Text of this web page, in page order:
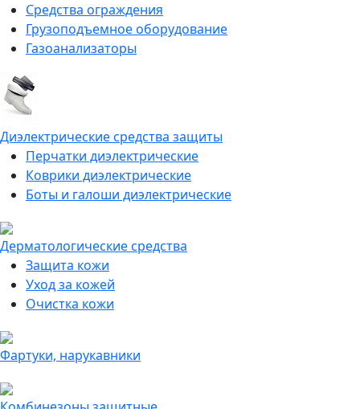
Средства ограждения
Грузоподъемное оборудование
Газоанализаторы
Диэлектрические средства защиты
Перчатки диэлектрические
Коврики диэлектрические
Боты и галоши диэлектрические
Дерматологические средства
Защита кожи
Уход за кожей
Очистка кожи
Фартуки, нарукавники